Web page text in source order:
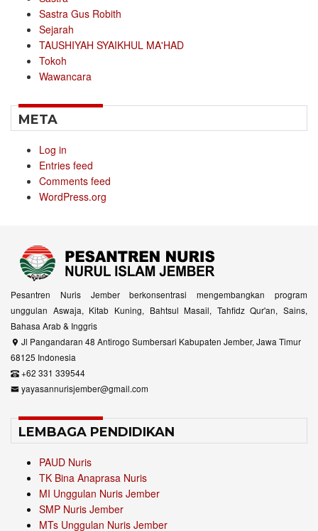
Sastra Gus Robith
Sejarah
TAUSHIYAH SYAIKHUL MA'HAD
Tokoh
Wawancara
META
Log in
Entries feed
Comments feed
WordPress.org
Pesantren Nuris Jember berkonsentrasi mengembangkan program
unggulan Aswaja, Kitab Kuning, Bahtsul Masail, Tahfidz Qur'an, Sains,
Bahasa Arab & Inggris
Jl Pangandaran 48 Antirogo Sumbersari Kabupaten Jember, Jawa Timur
68125 Indonesia
+62 331 339544
yayasannurisjember@gmail.com
LEMBAGA PENDIDIKAN
PAUD Nuris
TK Bina Anaprasa Nuris
MI Unggulan Nuris Jember
SMP Nuris Jember
MTs Unggulan Nuris Jember